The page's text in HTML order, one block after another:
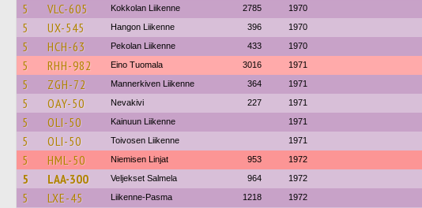
5 VLC-605 Kokkolan Liikenne 2785 1970
5 UX-545 Hangon Liikenne 396 1970
5 HCH-63 Pekolan Liikenne 433 1970
5 RHH-982 Eino Tuomala 3016 1971
5 ZGH-72 Mannerkiven Liikenne 364 1971
5 OAY-50 Nevakivi 227 1971
5 OLI-50 Kainuun Liikenne 1971
5 OLI-50 Toivosen Liikenne 1971
5 HML-50 Niemisen Linjat 953 1972
5 LAA-300 Veljekset Salmela 964 1972
5 LXE-45 Liikenne-Pasma 1218 1972